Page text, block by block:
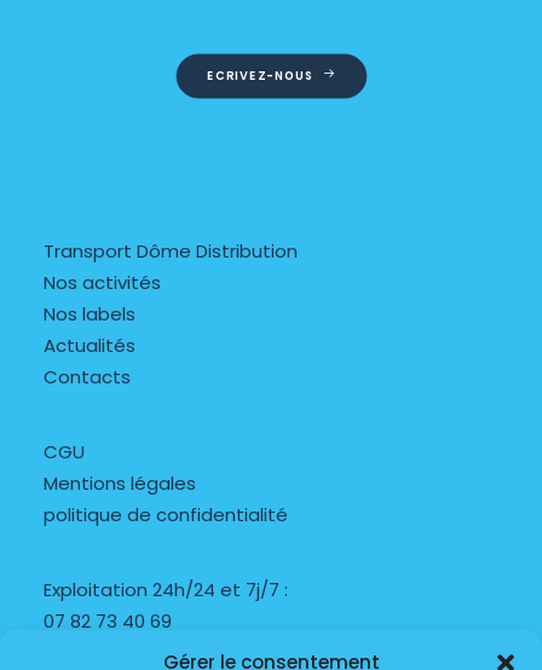
Gérer le consentement
ECRIVEZ-NOUS
Transport Dôme Distribution
Nos activités
Nos labels
Actualités
Contacts
CGU
Mentions légales
politique de confidentialité
Exploitation 24h/24 et 7j/7 :
07 82 73 40 69